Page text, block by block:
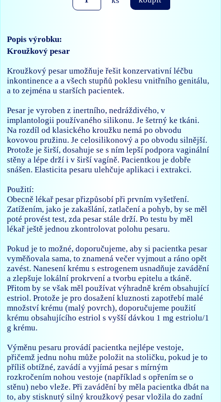
Popis výrobku:
Kroužkový pesar
Kroužkový pesar umožňuje řešit konzervativní léčbu
inkontinence a a všech stupňů poklesu vnitřního genitálu,
a to zejména u starších pacientek.
Pesar je vyroben z inertního, nedráždivého, v
implantologii používaného silikonu. Je šetrný ke tkáni.
Na rozdíl od klasického kroužku nemá po obvodu
kovovou pružinu. Je celosilikonový a po obvodu silnější.
Protože je širší, dosahuje se s ním lepší podpora vaginální
stěny a lépe drží i v širší vagíně. Pacientkou je dobře
snášen. Elasticita pesaru ulehčuje aplikaci i extrakci.
Použití:
Obecně lékař pesar přizpůsobí při prvním vyšetření.
Zatížením, jako je zakašlání, zatlačení a pohyb, by se měl
poté provést test, zda pesar stále drží. Po testu by měl
lékař ještě jednou zkontrolovat polohu pesaru.
Pokud je to možné, doporučujeme, aby si pacientka pesar
vyměňovala sama, to znamená večer vyjmout a ráno opět
zavést. Nanesení krému s estrogenem usnadňuje zavádění
a zlepšuje lokální prokrvení a tvorbu epitelu a tkáně.
Přitom by se však měl používat výhradně krém obsahující
estriol. Protože je pro dosažení kluznosti zapotřebí malé
množství krému (malý povrch), doporučujeme použití
krému obsahujícího estriol s vyšší dávkou 1 mg estriolu/1
g krému.
Výměnu pesaru provádí pacientka nejlépe vestoje,
přičemž jednu nohu může položit na stoličku, pokud je to
příliš obtížné, zavádí a vyjímá pesar s mírným
rozkročením nohou vestoje (například s opřením se o
stěnu) nebo vleže. Při zavádění by měla pacientka dbát na
to, aby stisknutý silný kroužkový pesar vložila do zadní